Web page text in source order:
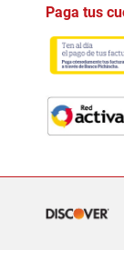
Paga tus